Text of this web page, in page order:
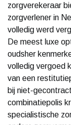
zorgverekeraar
zorgverlener in
volledig werd
De meest luxe
oudsher
volledig vergoed
van een
bij niet-
combinatiepolis
specialistische